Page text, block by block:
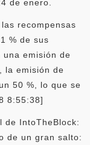
de enero.
recompensas
% de sus
una emisión de
la emisión de
50 %, lo que se
8:55:38]
de IntoTheBlock:
de un gran salto: